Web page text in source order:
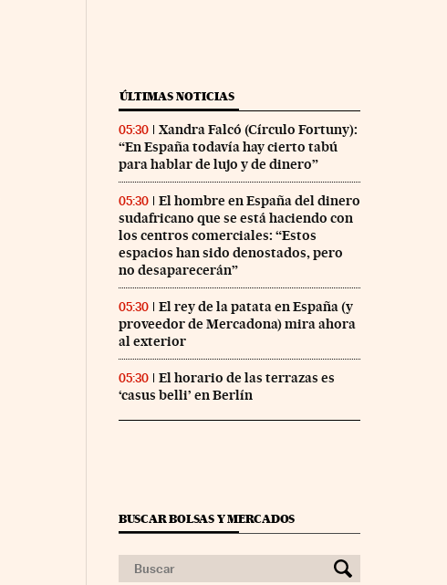
ÚLTIMAS NOTICIAS
05:30
Xandra Falcó (Círculo Fortuny):
“En España todavía hay cierto tabú
para hablar de lujo y de dinero”
05:30
El hombre en España del dinero
sudafricano que se está haciendo con
los centros comerciales: “Estos
espacios han sido denostados, pero
no desaparecerán”
05:30
El rey de la patata en España (y
proveedor de Mercadona) mira ahora
al exterior
05:30
El horario de las terrazas es
‘casus belli’ en Berlín
BUSCAR BOLSAS Y MERCADOS